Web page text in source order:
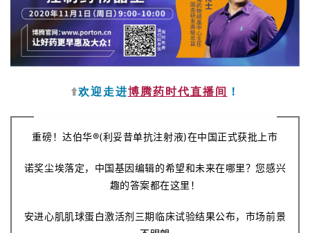
⬆️欢迎走进博腾药时代直播间 ！
重磅！达伯华®(利妥昔单抗注射液)在中国正式获批上市
诺奖尘埃落定，中国基因编辑的希望和未来在哪里？您感兴
趣的答案都在这里！
安进心肌肌球蛋白激活剂三期临床试验结果公布，市场前景